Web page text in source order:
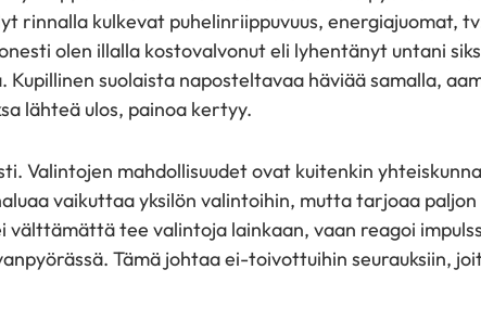
rinnalla kulkevat puhelinriippuvuus, energiajuomat,
olen illalla kostovalvonut eli lyhentänyt untani
Kupillinen suolaista naposteltavaa häviää samalla,
lähteä ulos, painoa kertyy.
Valintojen mahdollisuudet ovat kuitenkin
vaikuttaa yksilön valintoihin, mutta tarjoaa paljon
välttämättä tee valintoja lainkaan, vaan reagoi
Tämä johtaa ei-toivottuihin seurauksiin,